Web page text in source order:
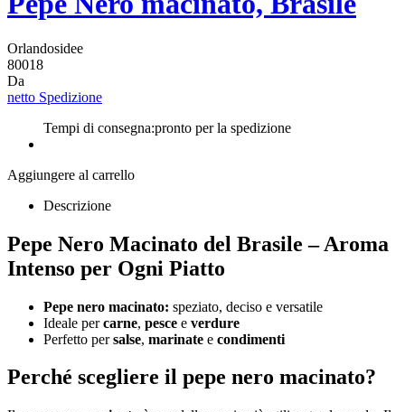
Orlandosidee
80018
Da
netto Spedizione
Tempi di consegna:pronto per la spedizione
Aggiungere al carrello
Descrizione
Pepe Nero Macinato del Brasile – Aroma
Intenso per Ogni Piatto
Pepe nero macinato: speziato, deciso e versatile
Ideale percarne, pesce e verdure
Perfetto persalse, marinate e condimenti
Perché scegliere il pepe nero macinato?